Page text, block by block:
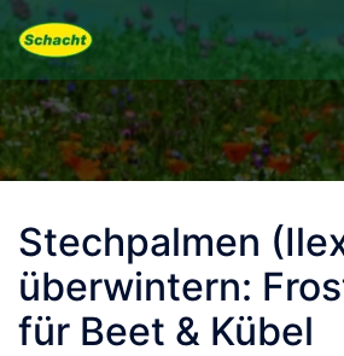
Skip
content
Stechpalmen
überwintern:
für Beet & Kübel